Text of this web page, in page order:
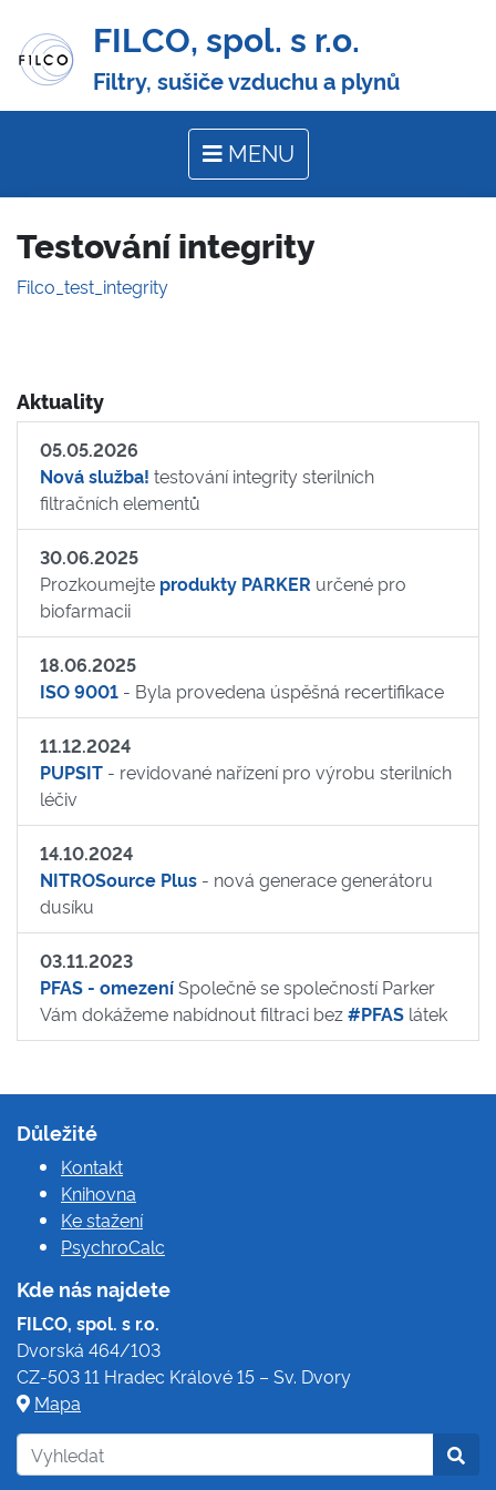
FILCO, spol. s r.o.
Filtry, sušiče vzduchu a plynů
MENU
Testování integrity
Filco_test_integrity
Aktuality
05.05.2026
Nová služba! testování integrity sterilních
filtračních elementů
30.06.2025
Prozkoumejte produkty PARKER určené pro
biofarmacii
18.06.2025
ISO 9001 - Byla provedena úspěšná recertifikace
11.12.2024
PUPSIT - revidované nařízení pro výrobu sterilních
léčiv
14.10.2024
NITROSource Plus - nová generace generátoru
dusíku
03.11.2023
PFAS - omezeníSpolečně se společností Parker
Vám dokážeme nabídnout filtraci bez#PFAS látek
Důležité
Kontakt
Knihovna
Ke stažení
PsychroCalc
Kde nás najdete
FILCO, spol. s r.o.
Dvorská 464/103
CZ-503 11 Hradec Králové 15 – Sv. Dvory
Mapa